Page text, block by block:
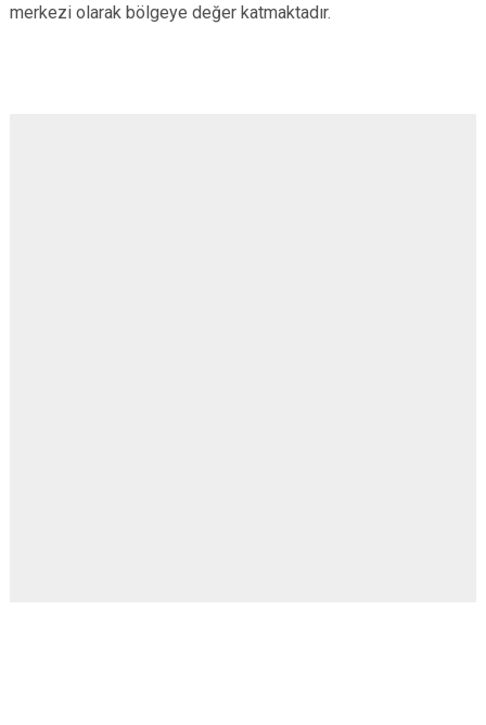
merkezi olarak bölgeye değer katmaktadır.